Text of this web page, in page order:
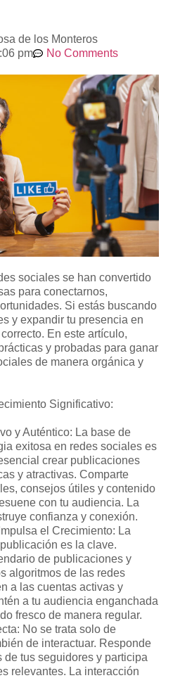
de los Monteros
pm No Comments
sociales se han convertido
para conectarnos,
Si estás buscando
y expandir tu presencia en
En este artículo,
y probadas para ganar
de manera orgánica y
Significativo:
y Auténtico: La base de
exitosa en redes sociales es
crear publicaciones
y atractivas. Comparte
consejos útiles y contenido
con tu audiencia. La
confianza y conexión.
el Crecimiento: La
es la clave.
de publicaciones y
algoritmos de las redes
a las cuentas activas y
a tu audiencia enganchada
fresco de manera regular.
No se trata solo de
de interactuar. Responde
de tus seguidores y participa
relevantes. La interacción